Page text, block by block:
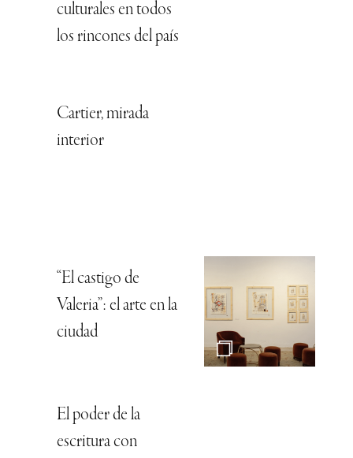
culturales en todos
los rincones del país
Cartier, mirada
interior
“El castigo de
Valeria”: el arte en la
ciudad
El poder de la
escritura con